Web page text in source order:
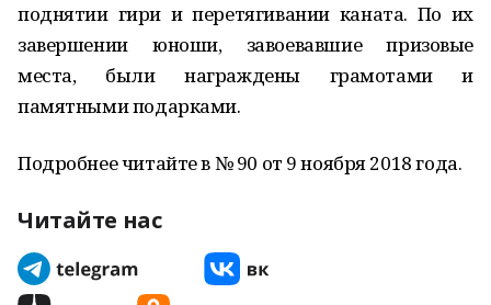
поднятии гири и перетягивании каната. По их
завершении юноши, завоевавшие призовые
места, были награждены грамотами и
памятными подарками.
Подробнее читайте в № 90 от 9 ноября 2018 года.
Читайте нас